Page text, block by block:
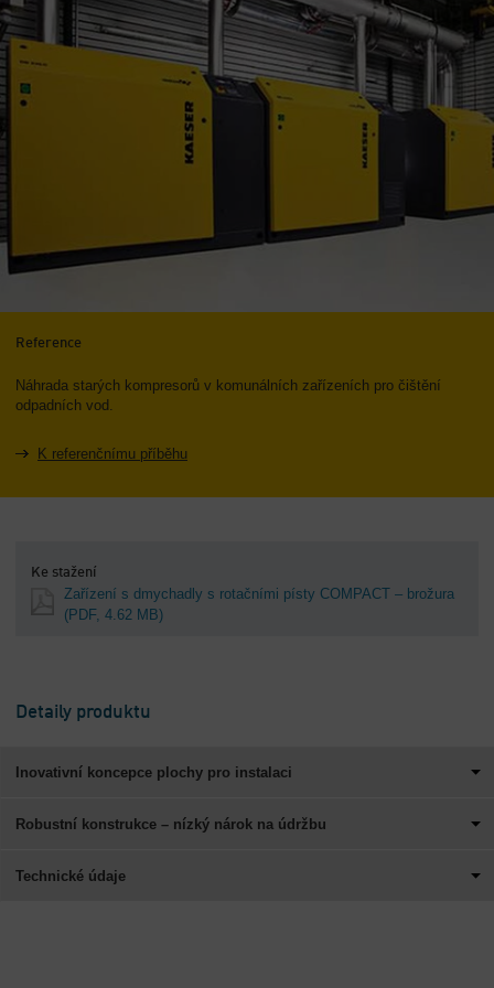
Reference
Náhrada starých kompresorů v komunálních zařízeních pro čištění
odpadních vod.
K referenčnímu příběhu
Ke stažení
Zařízení s dmychadly s rotačními písty COMPACT – brožura
(PDF, 4.62 MB)
Detaily produktu
Inovativní koncepce plochy pro instalaci
Robustní konstrukce – nízký nárok na údržbu
Technické údaje